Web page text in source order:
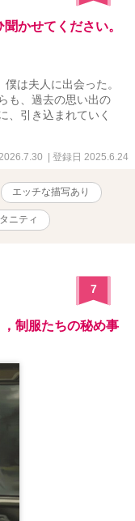
かせてください。
は夫人に出会った。
も、過去の思い出の
、引き込まれていく
| 登録日 2025.6.24
エッチな描写あり
ニティ
7
制服たちの秘め事